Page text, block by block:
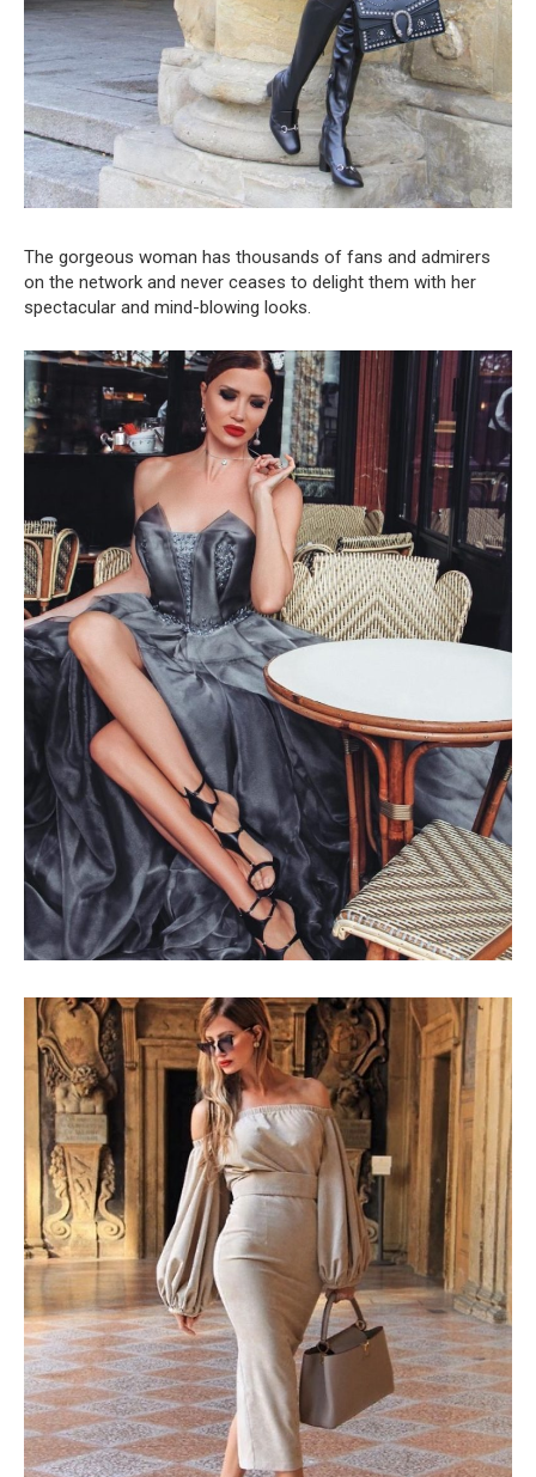
The gorgeous woman has thousands of fans and admirers
on the network and never ceases to delight them with her
spectacular and mind-blowing looks.